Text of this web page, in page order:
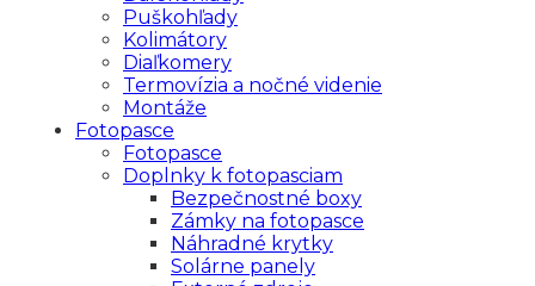
Puškohľady
Kolimátory
Diaľkomery
Termovízia a nočné videnie
Montáže
Fotopasce
Fotopasce
Doplnky k fotopasciam
Bezpečnostné boxy
Zámky na fotopasce
Náhradné krytky
Solárne panely